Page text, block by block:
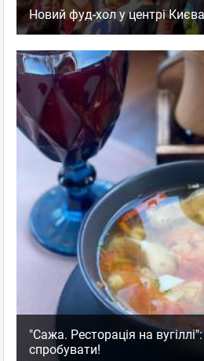
Новий фуд-хол у центрі Києва
"Сажа. Ресторація на
спробувати!